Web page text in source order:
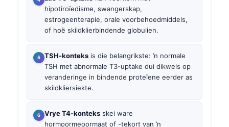
hipotiroïedisme, swangerskap,
estrogeenterapie, orale voorbehoedmiddels,
of hoë skildklierbindende globulien.
TSH-konteks is die belangrikste: ’n normale
TSH met abnormale T3-uptake dui dikwels op
veranderinge in bindende proteïene eerder as
skildkliersiekte.
Vrye T4-konteks skei ware
hormoormeoormaat of -tekort van ’n